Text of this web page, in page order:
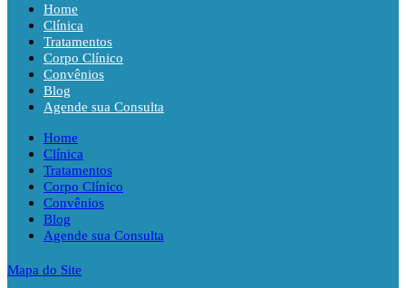
Home
Clínica
Tratamentos
Corpo Clínico
Convênios
Blog
Agende sua Consulta
Home
Clínica
Tratamentos
Corpo Clínico
Convênios
Blog
Agende sua Consulta
Mapa do Site